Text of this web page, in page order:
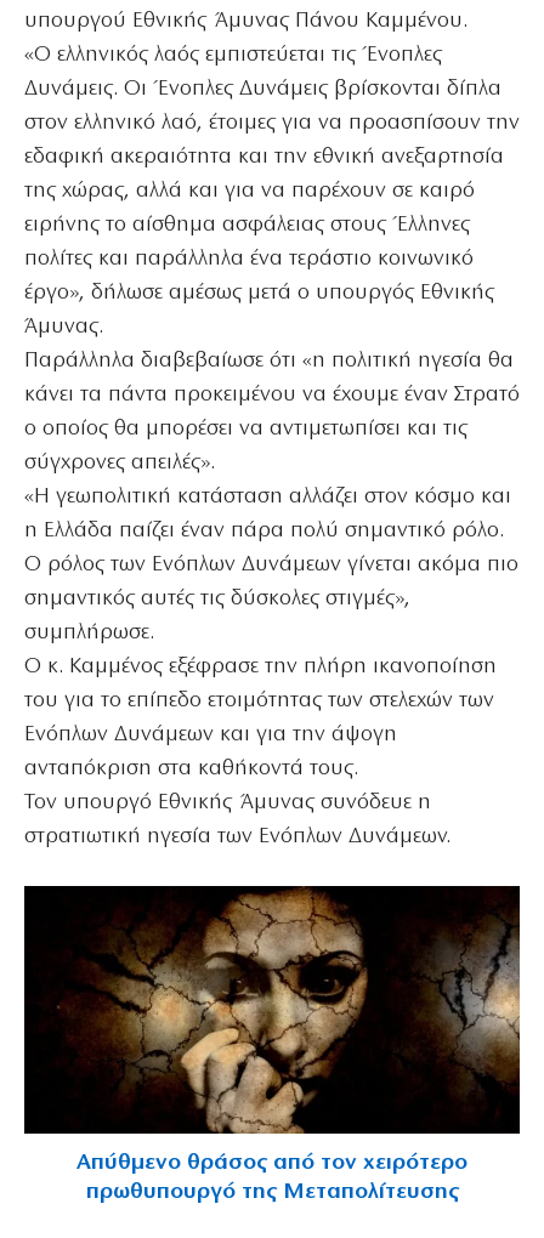
υπουργού Εθνικής Άμυνας Πάνου Καμμένου.
«Ο ελληνικός λαός εμπιστεύεται τις Ένοπλες
Δυνάμεις. Οι Ένοπλες Δυνάμεις βρίσκονται δίπλα
στον ελληνικό λαό, έτοιμες για να προασπίσουν την
εδαφική ακεραιότητα και την εθνική ανεξαρτησία
της χώρας, αλλά και για να παρέχουν σε καιρό
ειρήνης το αίσθημα ασφάλειας στους Έλληνες
πολίτες και παράλληλα ένα τεράστιο κοινωνικό
έργο», δήλωσε αμέσως μετά ο υπουργός Εθνικής
Άμυνας.
Παράλληλα διαβεβαίωσε ότι «η πολιτική ηγεσία θα
κάνει τα πάντα προκειμένου να έχουμε έναν Στρατό
ο οποίος θα μπορέσει να αντιμετωπίσει και τις
σύγχρονες απειλές».
«Η γεωπολιτική κατάσταση αλλάζει στον κόσμο και
η Ελλάδα παίζει έναν πάρα πολύ σημαντικό ρόλο.
Ο ρόλος των Ενόπλων Δυνάμεων γίνεται ακόμα πιο
σημαντικός αυτές τις δύσκολες στιγμές»,
συμπλήρωσε.
Ο κ. Καμμένος εξέφρασε την πλήρη ικανοποίηση
του για το επίπεδο ετοιμότητας των στελεχών των
Ενόπλων Δυνάμεων και για την άψογη
ανταπόκριση στα καθήκοντά τους.
Τον υπουργό Εθνικής Άμυνας συνόδευε η
στρατιωτική ηγεσία των Ενόπλων Δυνάμεων.
Απύθμενο θράσος από τον χειρότερο
πρωθυπουργό της Μεταπολίτευσης